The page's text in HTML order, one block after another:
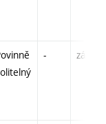
- zá